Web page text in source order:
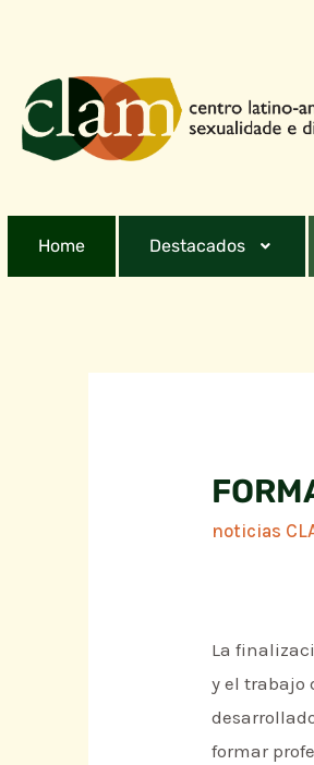
Home Destacados
noticias
La
y el trabajo
formar